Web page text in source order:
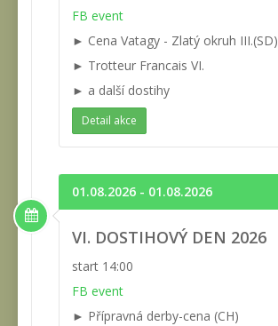
FB event
► Cena Vatagy - Zlatý okruh III.(SD)
► Trotteur Francais VI.
► a další dostihy
Detail akce
01.08.2026 - 01.08.2026
VI. DOSTIHOVÝ DEN 2026
start 14:00
FB event
► Přípravná derby-cena (CH)